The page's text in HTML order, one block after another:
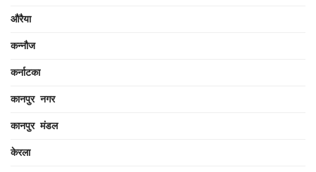
औरैया
कन्नौज
कर्नाटका
कानपुर नगर
कानपुर मंडल
केरला